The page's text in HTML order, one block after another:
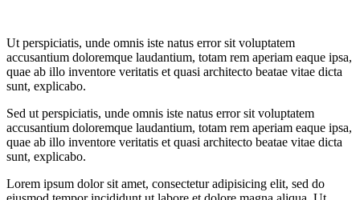
Ut perspiciatis, unde omnis iste natus error sit voluptatem
accusantium doloremque laudantium, totam rem aperiam eaque ipsa,
quae ab illo inventore veritatis et quasi architecto beatae vitae dicta
sunt, explicabo.
Sed ut perspiciatis, unde omnis iste natus error sit voluptatem
accusantium doloremque laudantium, totam rem aperiam eaque ipsa,
quae ab illo inventore veritatis et quasi architecto beatae vitae dicta
sunt, explicabo.
Lorem ipsum dolor sit amet, consectetur adipisicing elit, sed do